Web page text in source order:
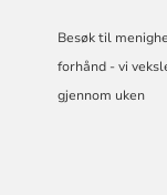
Besøk til
forhånd - vi
gjennom uken